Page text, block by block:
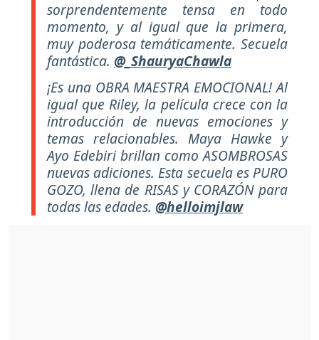
sorprendentemente tensa en todo
momento, y al igual que la primera,
muy poderosa temáticamente. Secuela
fantástica. @_ShauryaChawla
¡Es una OBRA MAESTRA EMOCIONAL! Al
igual que Riley, la película crece con la
introducción de nuevas emociones y
temas relacionables. Maya Hawke y
Ayo Edebiri brillan como ASOMBROSAS
nuevas adiciones. Esta secuela es PURO
GOZO, llena de RISAS y CORAZÓN para
todas las edades. @helloimjlaw